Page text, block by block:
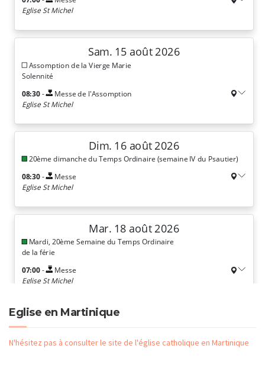
Eglise en Martinique
N'hésitez pas à consulter le site de l'église catholique en Martinique